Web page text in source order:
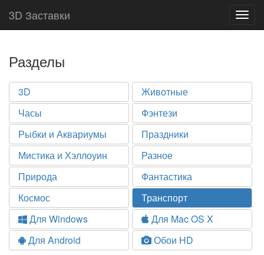
3D Заставки
Разделы
3D
Животные
Часы
Фэнтези
Рыбки и Аквариумы
Праздники
Мистика и Хэллоуин
Разное
Природа
Фантастика
Космос
Транспорт
Для Windows
Для Mac OS X
Для Android
Обои HD